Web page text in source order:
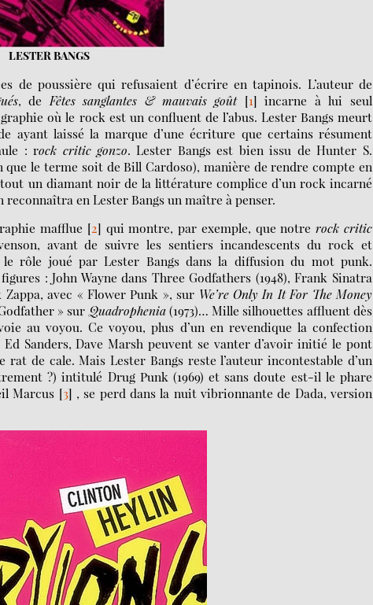
LESTER BANGS
de poussière qui refusaient d’écrire en tapinois. L’auteur de
, de Fêtes sanglantes & mauvais goût[1] incarne à lui seul
où le rock est un confluent de l’abus. Lester Bangs meurt
ayant laissé la marque d’une écriture que certains résument
: rock critic gonzo. Lester Bangs est bien issu de Hunter S.
que le terme soit de Bill Cardoso), manière de rendre compte en
un diamant noir de la littérature complice d’un rock incarné
en Lester Bangs un maître à penser.
mafflue [2] qui montre, par exemple, que notrerock critic
avant de suivre les sentiers incandescents du rock et
rôle joué par Lester Bangs dans la diffusion du mot punk.
: John Wayne dans Three Godfathers (1948), Frank Sinatra
Zappa, avec « Flower Punk », sur We’re Only In It For The Money
» surQuadrophenia(1973)… Mille silhouettes affluent dès
au voyou. Ce voyou, plus d’un en revendique la confection
Sanders, Dave Marsh peuvent se vanter d’avoir initié le pont
de cale. Mais Lester Bangs reste l’auteur incontestable d’un
?) intitulé Drug Punk (1969) et sans doute est-il le phare
Marcus [3] , se perd dans la nuit vibrionnante de Dada, version